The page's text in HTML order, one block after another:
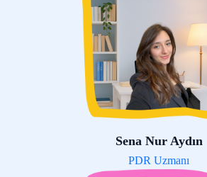
Sena Nur Aydın
PDR Uzmanı